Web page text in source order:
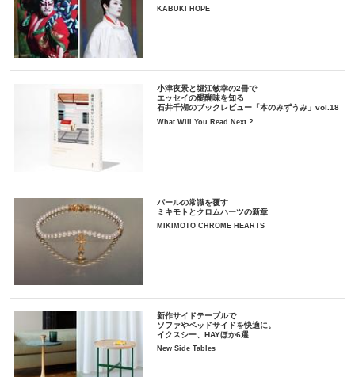
KABUKI HOPE
小津夜景と堀江敏幸の2冊で
エッセイの醍醐味を知る
石井千湖のブックレビュー「本のみずうみ」vol.18
What Will You Read Next ?
パールの常識を覆す
ミキモトとクロムハーツの新章
MIKIMOTO CHROME HEARTS
新作サイドテーブルで
ソファやベッドサイドを快適に。
イクスシー、HAYほか6選
New Side Tables